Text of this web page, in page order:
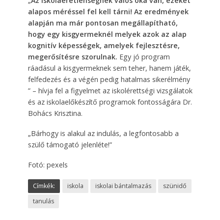
alapos méréssel fel kell tárni! Az eredmények
alapján ma már pontosan megállapítható,
hogy egy kisgyermeknél melyek azok az alap
kognitív képességek, amelyek fejlesztésre,
megerősítésre szorulnak. Egy jó program
ráadásul a kisgyermeknek sem teher, hanem játék,
felfedezés és a végén pedig hatalmas sikerélmény
” – hívja fel a figyelmet az iskolérettségi vizsgálatok
és az iskolaelőkészítő programok fontosságára Dr.
Bohács Krisztina.
„Bárhogy is alakul az indulás, a legfontosabb a
szülő támogató jelenléte!”
Fotó: pexels
Címkék: iskola iskolai bántalmazás
szünidő
tanulás